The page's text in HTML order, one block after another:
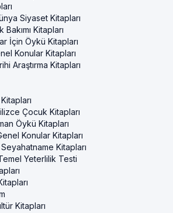
Siyaset Kitapları
Bakımı Kitapları
İçin Öykü Kitapları
Konular Kitapları
Araştırma Kitapları
Çocuk Kitapları
Öykü Kitapları
Konular Kitapları
Seyahatname Kitapları
Yeterlilik Testi
Kitapları